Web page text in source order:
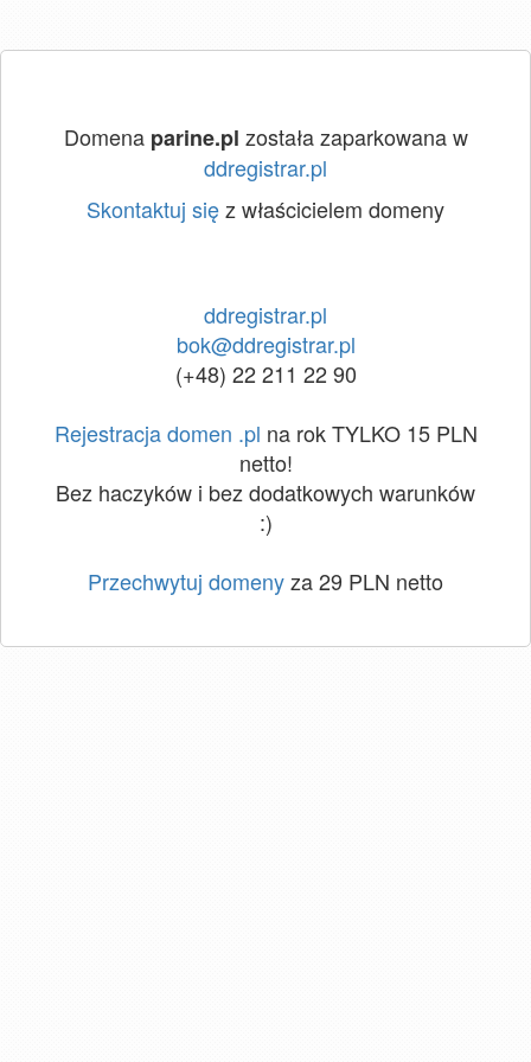
Domena parine.pl została zaparkowana w
ddregistrar.pl
Skontaktuj sięz właścicielem domeny
ddregistrar.pl
bok@ddregistrar.pl
(+48) 22 211 22 90
Rejestracja domen .pl na rok TYLKO 15 PLN
netto!
Bez haczyków i bez dodatkowych warunków
:)
Przechwytuj domenyza 29 PLN netto